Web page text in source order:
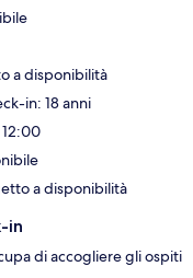
a disponibilità
in: 18 anni
a disponibilità
in
di accogliere gli ospiti